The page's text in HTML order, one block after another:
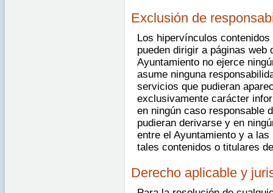
Exclusión de
Los hipervínculos
pueden dirigir a páginas
Ayuntamiento no ejerce
asume ninguna
servicios que pudieran
exclusivamente carácter
en ningún caso responsable
pudieran derivarse y en
entre el Ayuntamiento y a
tales contenidos o titulares
Derecho aplicable y